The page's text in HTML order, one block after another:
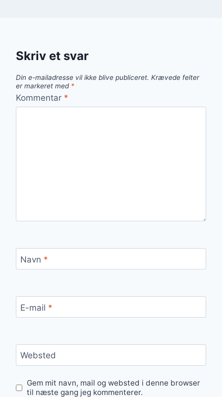
Skriv et svar
Din e-mailadresse vil ikke blive publiceret. Krævede felter
er markeret med *
Kommentar *
Navn *
E-mail *
Websted
Gem mit navn, mail og websted i denne browser
til næste gang jeg kommenterer.